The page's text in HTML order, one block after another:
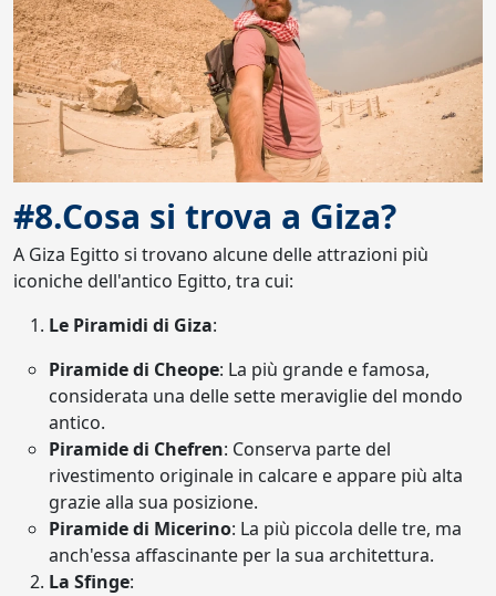
#8.Cosa si trova a Giza?
A Giza Egitto si trovano alcune delle attrazioni più
iconiche dell'antico Egitto, tra cui:
Le Piramidi di Giza:
Piramide di Cheope: La più grande e famosa,
considerata una delle sette meraviglie del mondo
antico.
Piramide di Chefren: Conserva parte del
rivestimento originale in calcare e appare più alta
grazie alla sua posizione.
Piramide di Micerino: La più piccola delle tre, ma
anch'essa affascinante per la sua architettura.
La Sfinge: